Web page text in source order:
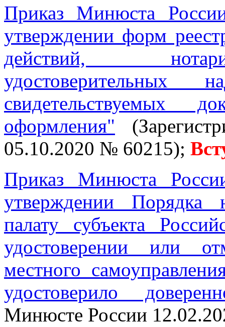
Приказ Минюста
утверждении форм
действий,
свидетельствуемых
оформления"
05.10.2020 № 60215);
Приказ Минюста
утверждении Порядка
палату субъекта
удостоверении или
местного
удостоверило
Минюсте России